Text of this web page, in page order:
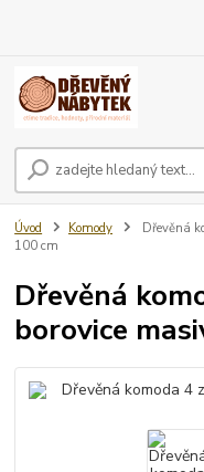
Úvod Komody
Dřevěná
100 cm
Dřevěná
borovice